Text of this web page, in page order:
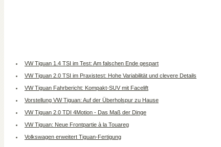
VW Tiguan 1.4 TSI im Test: Am falschen Ende gespart
VW Tiguan 2.0 TSI im Praxistest: Hohe Variabilität und clevere Details
VW Tiguan Fahrbericht: Kompakt-SUV mit Facelift
Vorstellung VW Tiguan: Auf der Überholspur zu Hause
VW Tiguan 2.0 TDI 4Motion - Das Maß der Dinge
VW Tiguan: Neue Frontpartie à la Touareg
Volkswagen erweitert Tiguan-Fertigung